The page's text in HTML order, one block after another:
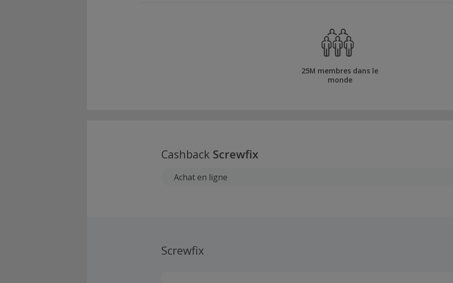
25M membres dans le
monde
Cashback Screwfix
Achat en ligne
Screwfix